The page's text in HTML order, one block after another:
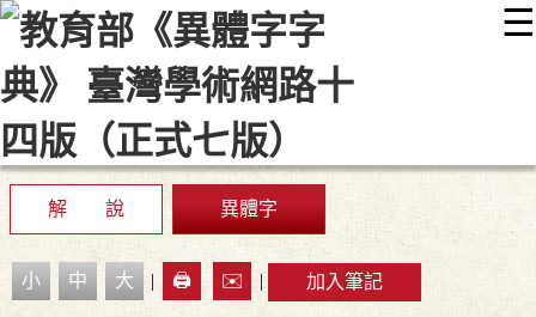
☰
::: 最新消息 常見問題 編輯說明
顯示模式
網站導覽
解 說 異體字
小 中 大 | 🖨️ ✉️ | 加入筆記